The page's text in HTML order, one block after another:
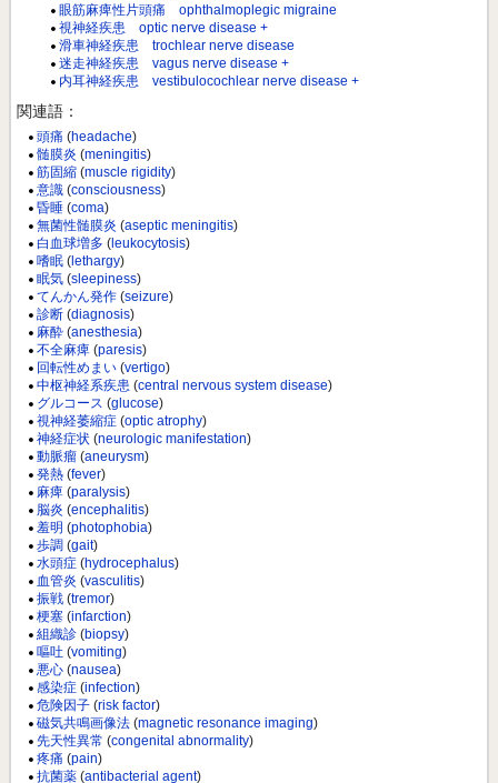
眼筋麻痺性片頭痛 ophthalmoplegic migraine
視神経疾患 optic nerve disease +
滑車神経疾患 trochlear nerve disease
迷走神経疾患 vagus nerve disease +
内耳神経疾患 vestibulocochlear nerve disease +
関連語：
頭痛 (headache)
髄膜炎 (meningitis)
筋固縮 (muscle rigidity)
意識 (consciousness)
昏睡 (coma)
無菌性髄膜炎 (aseptic meningitis)
白血球増多 ( leukocytosis)
嗜眠 ( lethargy)
眠気 (sleepiness)
てんかん発作 (seizure)
診断 (diagnosis)
麻酔 (anesthesia)
不全麻痺 (paresis)
回転性めまい (vertigo)
中枢神経系疾患 (central nervous system disease)
グルコース (glucose)
視神経萎縮症 (optic atrophy)
神経症状 (neurologic manifestation)
動脈瘤 (aneurysm)
発熱 (fever)
麻痺 (paralysis)
脳炎 (encephalitis)
羞明 (photophobia)
歩調 (gait)
水頭症 (hydrocephalus)
血管炎 (vasculitis)
振戦 (tremor)
梗塞 (infarction)
組織診 (biopsy)
嘔吐 (vomiting)
悪心 (nausea)
感染症 (infection)
危険因子 (risk factor)
磁気共鳴画像法 (magnetic resonance imaging)
先天性異常 (congenital abnormality)
疼痛 (pain)
抗菌薬 (antibacterial agent)